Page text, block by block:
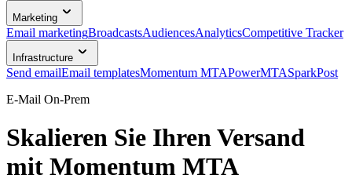
Marketing
Email marketingBroadcastsAudiencesAnalyticsCompetitive Tracker
Infrastructure
Send emailEmail templatesMomentum MTAPowerMTASparkPost
E-Mail On-Prem
Skalieren Sie Ihren Versand
mit Momentum MTA